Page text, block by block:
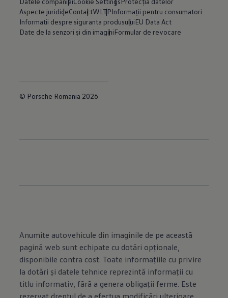
Aspecte juridiceContactWLTPInformații pentru consumatori
Informatii despre siguranta produsuluiEU Data Act
Date de la senzori și din imaginiFormular de revocare
© Porsche Romania 2026
Anumite autovehicule din imaginile de pe această
pagină web sunt echipate cu dotări opţionale,
disponibile contra cost. Toate informaţiile cu privire
la dotări şi datele tehnice reprezintă informaţii cu
titlu informativ, fără a genera obligaţii ferme. Este
rezervat dreptul de a efectua modificări ulterioare.